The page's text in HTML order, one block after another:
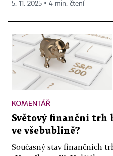
5. 11. 2025 ▪ 4 min. čtení
KOMENTÁŘ
Světový finanční trh
ve všebublině?
Současný stav finančních